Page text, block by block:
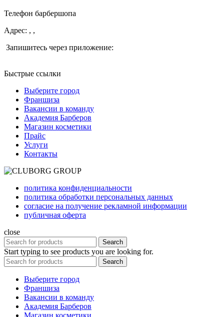
Телефон барбершопа
Адрес: , ,
Запишитесь через приложение:
Быстрые ссылки
Выберите город
Франшиза
Вакансии в команду
Академия Барберов
Магазин косметики
Прайс
Услуги
Контакты
политика конфиденциальности
политика обработки персональных данных
согласие на получение рекламной информации
публичная оферта
close
Search
Start typing to see products you are looking for.
Search
Выберите город
Франшиза
Вакансии в команду
Академия Барберов